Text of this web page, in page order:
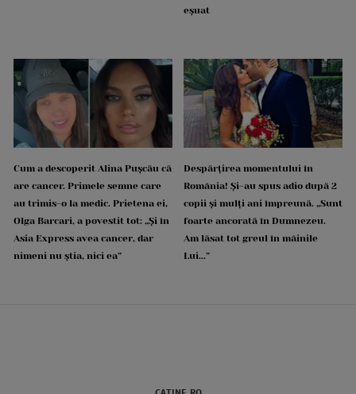
eșuat
Cum a descoperit Alina Pușcău că
are cancer. Primele semne care
au trimis-o la medic. Prietena ei,
Olga Barcari, a povestit tot: „Și în
Asia Express avea cancer, dar
nimeni nu știa, nici ea”
Despărțirea momentului în
România! Și-au spus adio după 2
copii și mulți ani împreună. „Sunt
foarte ancorată în Dumnezeu.
Am lăsat tot greul în mâinile
Lui...”